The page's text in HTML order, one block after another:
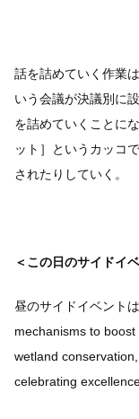
話を詰めていく作業
いう会議が決議別に
を詰めていくことに
ット］というカッコ
されたりしていく。
＜この日のサイドイ
昼のサイドイベント
mechanisms to
wetland
celebrating